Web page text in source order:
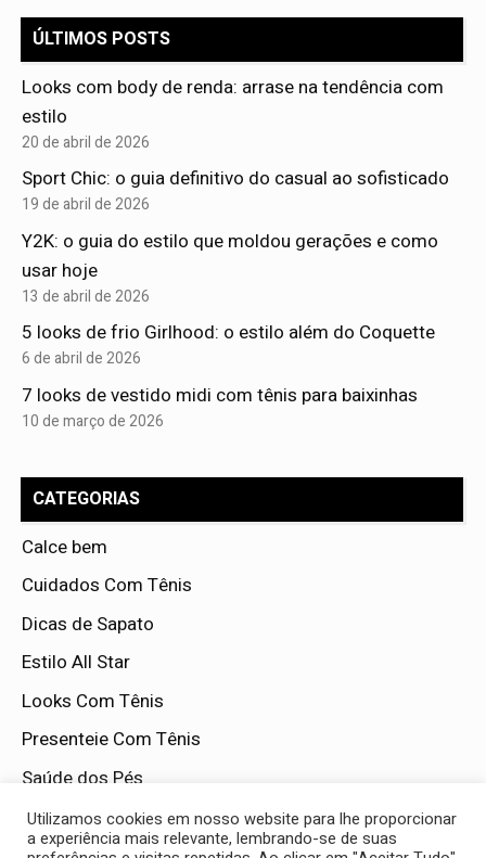
ÚLTIMOS POSTS
Looks com body de renda: arrase na tendência com
estilo
20 de abril de 2026
Sport Chic: o guia definitivo do casual ao sofisticado
19 de abril de 2026
Y2K: o guia do estilo que moldou gerações e como
usar hoje
13 de abril de 2026
5 looks de frio Girlhood: o estilo além do Coquette
6 de abril de 2026
7 looks de vestido midi com tênis para baixinhas
10 de março de 2026
CATEGORIAS
Calce bem
Cuidados Com Tênis
Dicas de Sapato
Estilo All Star
Looks Com Tênis
Presenteie Com Tênis
Saúde dos Pés
Tendências da Moda
Utilizamos cookies em nosso website para lhe proporcionar
a experiência mais relevante, lembrando-se de suas